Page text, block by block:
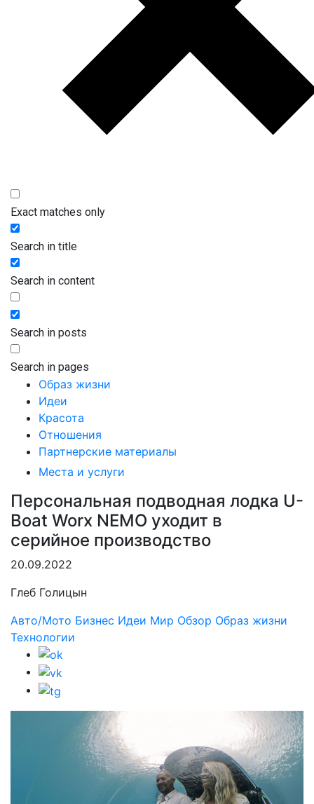
Exact matches only
Search in title
Search in content
Search in posts
Search in pages
Образ жизни
Идеи
Красота
Отношения
Партнерские материалы
Места и услуги
Персональная подводная лодка U-
Boat Worx NEMO уходит в
серийное производство
20.09.2022
Глеб Голицын
Авто/Мото Бизнес Идеи Мир Обзор Образ жизни
Технологии